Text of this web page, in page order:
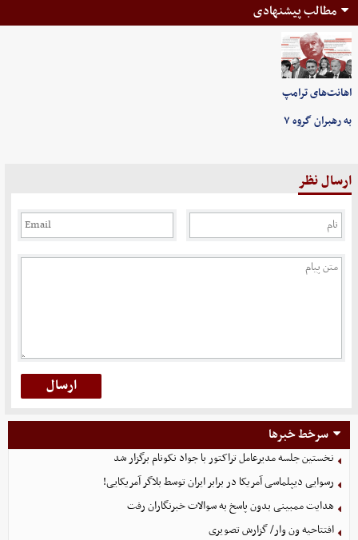
مطالب پیشنهادی
اهانت‌های ترامپ
به رهبران گروه ۷
ارسال نظر
سرخط خبرها
نخستین جلسه مدیرعامل تراکتور با جواد نکونام برگزار شد
رسوایی دیپلماسی آمریکا در برابر ایران توسط بلاگر آمریکایی!
هدایت ممبینی بدون پاسخ به سوالات خبرنگاران رفت
افتتاحیه ون وار/ گزارش تصویری